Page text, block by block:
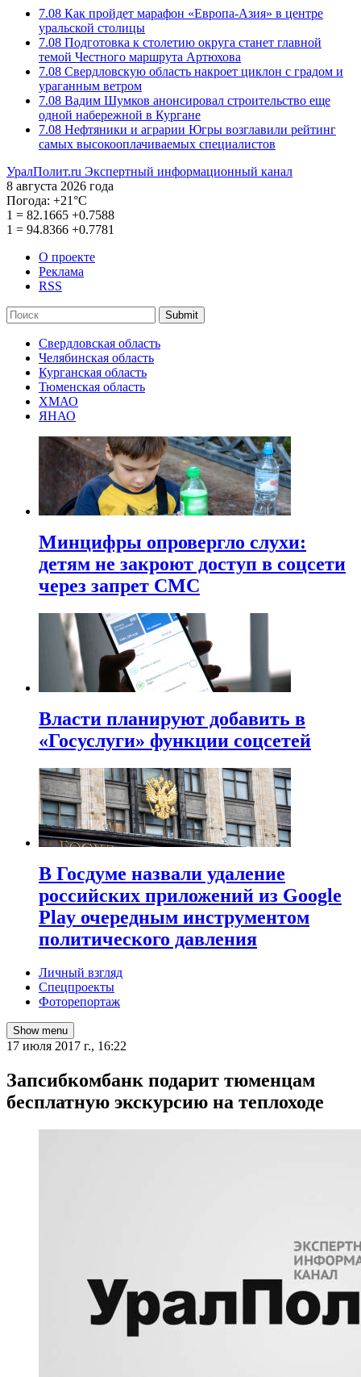
7.08 Как пройдет марафон «Европа-Азия» в центре
уральской столицы
7.08 Подготовка к столетию округа станет главной
темой Честного маршрута Артюхова
7.08 Свердловскую область накроет циклон с градом и
ураганным ветром
7.08 Вадим Шумков анонсировал строительство еще
одной набережной в Кургане
7.08 Нефтяники и аграрии Югры возглавили рейтинг
самых высокооплачиваемых специалистов
УралПолит.ru Экспертный информационный канал
8 августа 2026 года
Погода: +21°С
1 = 82.1665 +0.7588
1 = 94.8366 +0.7781
О проекте
Реклама
RSS
Submit
Свердловская область
Челябинская область
Курганская область
Тюменская область
ХМАО
ЯНАО
Минцифры опровергло слухи:
детям не закроют доступ в соцсети
через запрет СМС
Власти планируют добавить в
«Госуслуги» функции соцсетей
В Госдуме назвали удаление
российских приложений из Google
Play очередным инструментом
политического давления
Личный взгляд
Спецпроекты
Фоторепортаж
Show menu
17 июля 2017 г., 16:22
Запсибкомбанк подарит тюменцам
бесплатную экскурсию на теплоходе